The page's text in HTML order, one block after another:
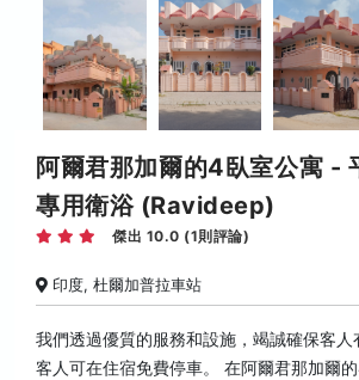
阿爾君那加爾的4臥室公寓 -
專用衛浴 (Ravideep)
傑出 10.0 (1則評論)
印度, 杜爾加普拉車站
我們透過優質的服務和設施，竭誠確保客人
客人可在住宿免費停車。 在阿爾君那加爾